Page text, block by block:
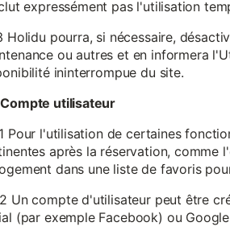
expressément pas l'utilisation
Holidu pourra, si nécessaire,
ou autres et en informera
ininterrompue du site.
utilisateur
Pour l'utilisation de certaines
après la réservation, comme
dans une liste de favoris
Un compte d'utilisateur peut être
(par exemple Facebook) ou